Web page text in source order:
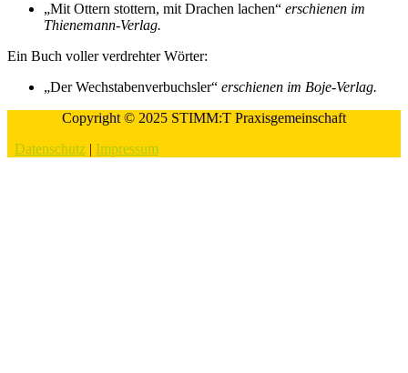
„Mit Ottern stottern, mit Drachen lachen“ erschienen im
Thienemann-Verlag.
Ein Buch voller verdrehter Wörter:
„Der Wechstabenverbuchsler“ erschienen im Boje-Verlag.
Copyright © 2025 STIMM:T Praxisgemeinschaft
Datenschutz | Impressum